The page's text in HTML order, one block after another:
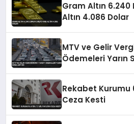
Gram Altın
Altın 4.086 Dolar
MTV ve Gelir
Ödemeleri Yarın
Rekabet Kurumu
Ceza Kesti